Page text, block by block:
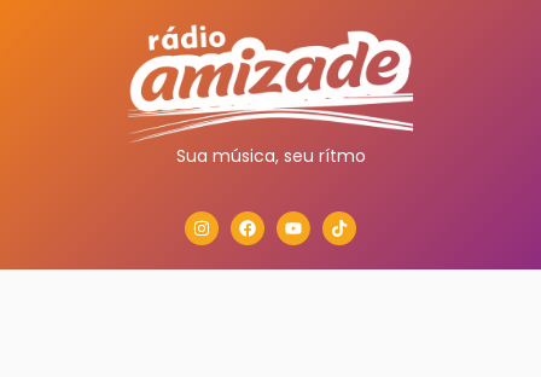
Sua música, seu rítmo